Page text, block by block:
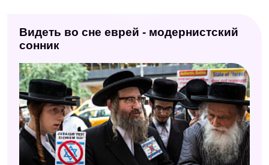
Исламский сонник
Сонник Велес
Сонник Нэнси Вагаймен
Английский сонник
Сонник Нины Гришиной
Новейший сонник
Видеть во сне еврей - модернистский
сонник